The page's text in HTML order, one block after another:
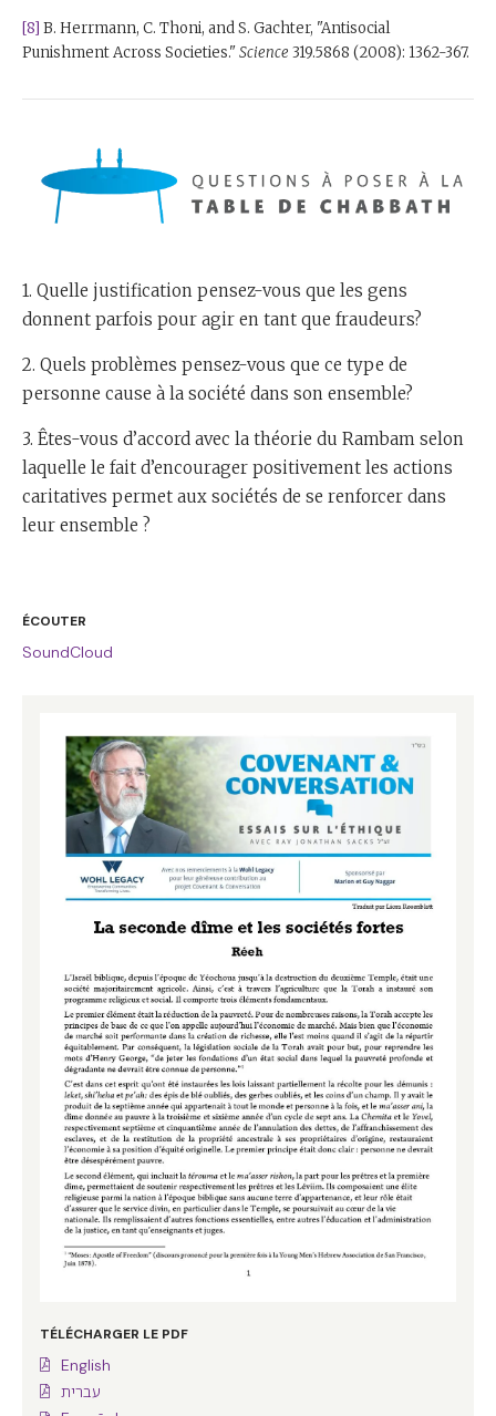
ÉCOUTER
SoundCloud
TÉLÉCHARGER LE PDF
English
עברית
[8] B. Herrmann, C. Thoni, and S. Gachter, "Antisocial
Punishment Across Societies."Science 319.5868 (2008): 1362-367.
1. Quelle justification pensez-vous que les gens
donnent parfois pour agir en tant que fraudeurs?
2. Quels problèmes pensez-vous que ce type de
personne cause à la société dans son ensemble?
3. Êtes-vous d’accord avec la théorie du Rambam selon
laquelle le fait d’encourager positivement les actions
caritatives permet aux sociétés de se renforcer dans
leur ensemble ?